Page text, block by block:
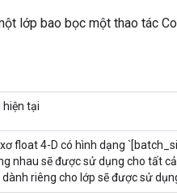
lớp bao bọc một thao tác
hiện tại
float 4-D có hình dạng
nhau sẽ được sử dụng cho tất
riêng cho lớp sẽ được sử